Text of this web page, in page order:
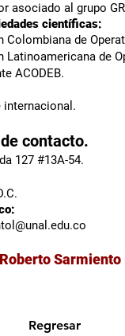
asociado al grupo
científicas:
Colombiana de
Latinoamericana de
ACODEB.
internacional.
contacto.
127 #13A-54.
Regresar